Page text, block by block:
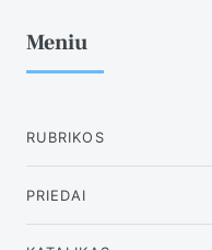
Meniu
RUBRIKOS
PRIEDAI